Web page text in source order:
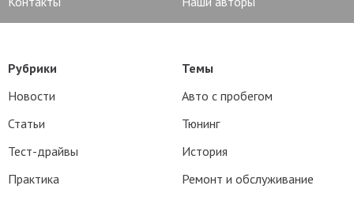
Рубрики
Новости
Статьи
Тест-драйвы
Практика
Темы
Авто с пробегом
Тюнинг
История
Ремонт и обслуживание